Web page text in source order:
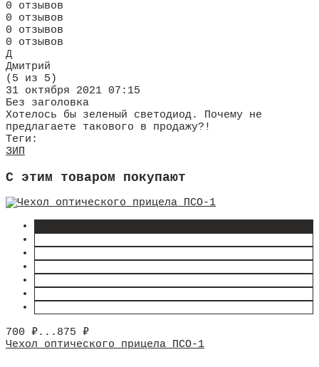
0 отзывов
0 отзывов
0 отзывов
0 отзывов
Д
Дмитрий
(5 из 5)
31 октября 2021 07:15
Без заголовка
Хотелось бы зеленый светодиод. Почему не
предлагаете такового в продажу?!
Теги:
ЗИП
C этим товаром покупают
700 ₽... 875 ₽
Чехол оптического прицела ПСО-1